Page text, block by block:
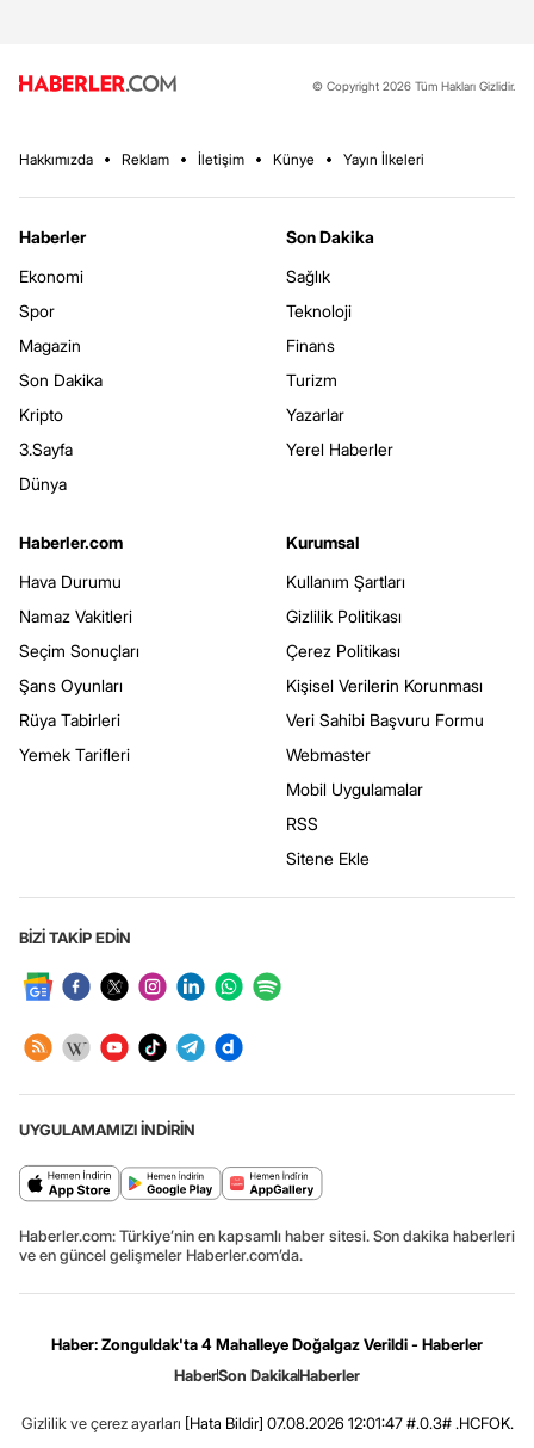
© Copyright 2026 Tüm Hakları Gizlidir.
Hakkımızda Reklam İletişim Künye Yayın İlkeleri
Haberler
Ekonomi
Spor
Magazin
Son Dakika
Kripto
3.Sayfa
Dünya
Son Dakika
Sağlık
Teknoloji
Finans
Turizm
Yazarlar
Yerel Haberler
Haberler.com
Hava Durumu
Namaz Vakitleri
Seçim Sonuçları
Şans Oyunları
Rüya Tabirleri
Yemek Tarifleri
Kurumsal
Kullanım Şartları
Gizlilik Politikası
Çerez Politikası
Kişisel Verilerin Korunması
Veri Sahibi Başvuru Formu
Webmaster
Mobil Uygulamalar
RSS
Sitene Ekle
BİZİ TAKİP EDİN
UYGULAMAMIZI İNDİRİN
Haberler.com: Türkiye’nin en kapsamlı haber sitesi. Son dakika haberleri
ve en güncel gelişmeler Haberler.com’da.
Haber: Zonguldak'ta 4 Mahalleye Doğalgaz Verildi - Haberler
HaberSon DakikaHaberler
Gizlilik ve çerez ayarları [Hata Bildir] 07.08.2026 12:01:47 #.0.3# .HCFOK.